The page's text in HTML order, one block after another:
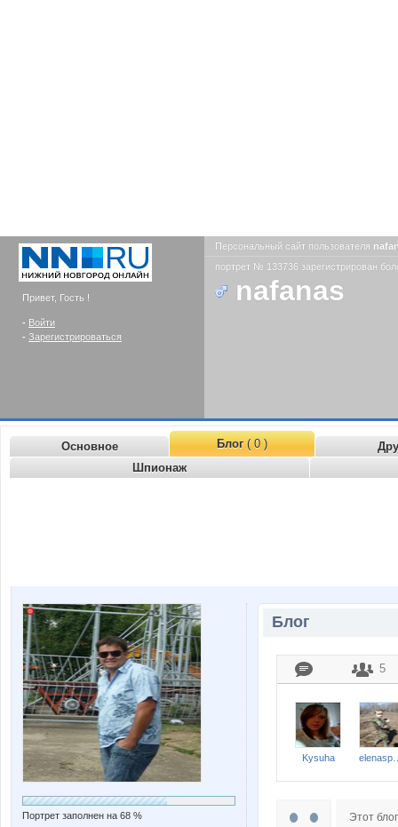
Привет, Гость !
- Войти
- Зарегистрироваться
Персональный сайт пользователя
портрет № 133736 зарегистрирован
nafanas
Основное Блог( 0 )
Шпионаж
Портрет заполнен на 68 %
Блог
5
Kysuha
Этот